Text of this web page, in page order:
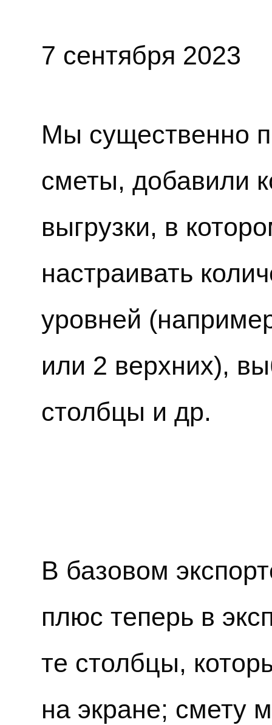
7 сентября 2023
Мы существенно
сметы, добавили
выгрузки, в
настраивать
уровней
или 2 верхних),
столбцы и др.
В базовом
плюс теперь в
те столбцы,
на экране; смету